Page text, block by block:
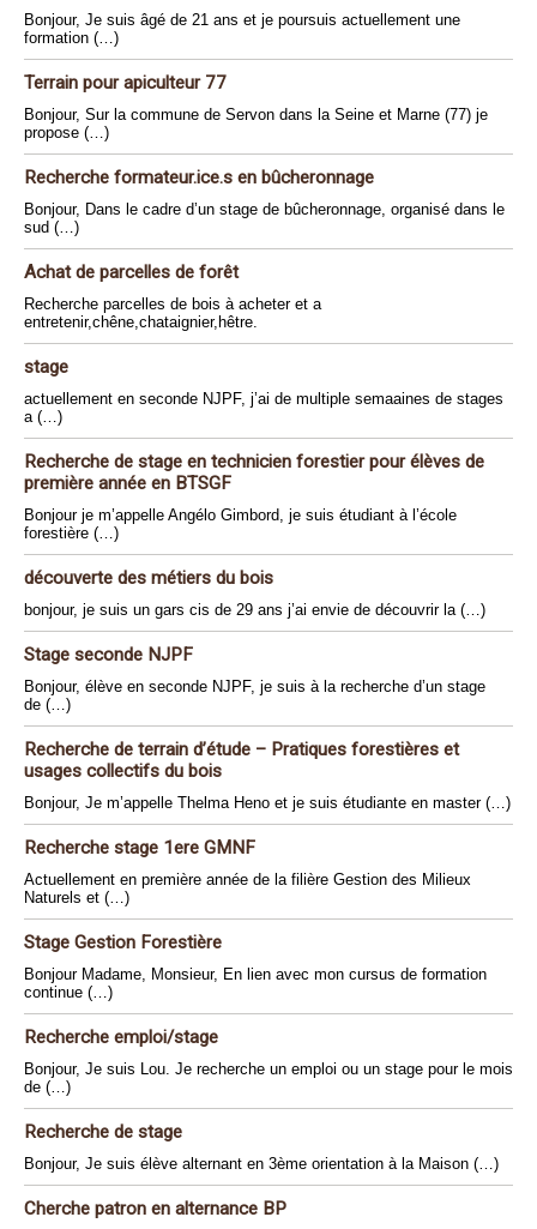
Bonjour, Je suis âgé de 21 ans et je poursuis actuellement une
formation (…)
Terrain pour apiculteur 77
Bonjour, Sur la commune de Servon dans la Seine et Marne (77) je
propose (…)
Recherche formateur.ice.s en bûcheronnage
Bonjour, Dans le cadre d’un stage de bûcheronnage, organisé dans le
sud (…)
Achat de parcelles de forêt
Recherche parcelles de bois à acheter et a
entretenir,chêne,chataignier,hêtre.
stage
actuellement en seconde NJPF, j’ai de multiple semaaines de stages
a (…)
Recherche de stage en technicien forestier pour élèves de
première année en BTSGF
Bonjour je m’appelle Angélo Gimbord, je suis étudiant à l’école
forestière (…)
découverte des métiers du bois
bonjour, je suis un gars cis de 29 ans j’ai envie de découvrir la (…)
Stage seconde NJPF
Bonjour, élève en seconde NJPF, je suis à la recherche d’un stage
de (…)
Recherche de terrain d’étude – Pratiques forestières et
usages collectifs du bois
Bonjour, Je m’appelle Thelma Heno et je suis étudiante en master (…)
Recherche stage 1ere GMNF
Actuellement en première année de la filière Gestion des Milieux
Naturels et (…)
Stage Gestion Forestière
Bonjour Madame, Monsieur, En lien avec mon cursus de formation
continue (…)
Recherche emploi/stage
Bonjour, Je suis Lou. Je recherche un emploi ou un stage pour le mois
de (…)
Recherche de stage
Bonjour, Je suis élève alternant en 3ème orientation à la Maison (…)
Cherche patron en alternance BP